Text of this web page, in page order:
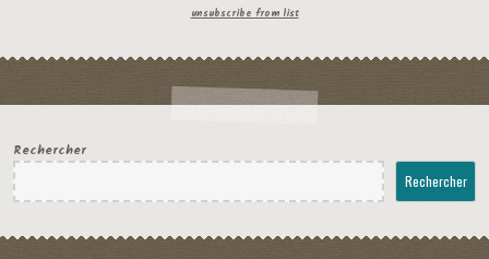
unsubscribe from list
Rechercher
Rechercher